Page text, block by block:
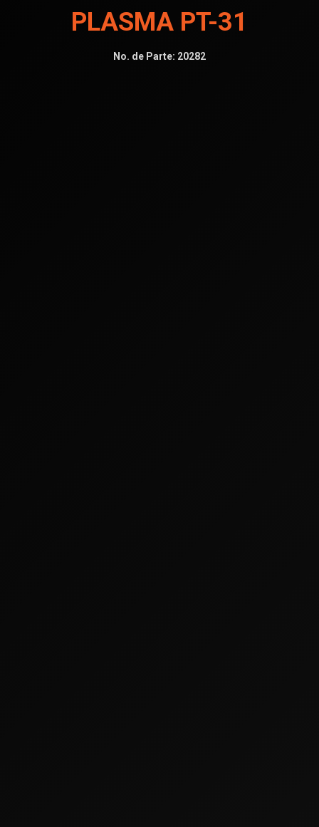
PLASMA PT-31
No. de Parte: 20282